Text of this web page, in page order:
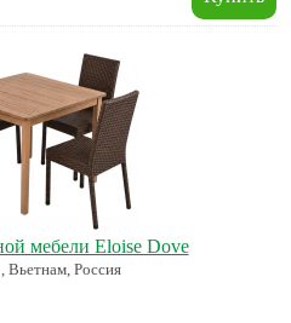
мебели Eloise Dove
Вьетнам, Россия